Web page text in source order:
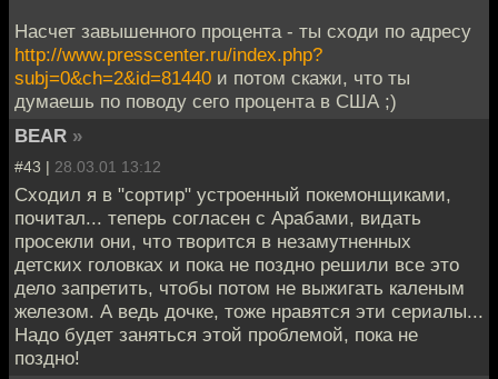
Насчет завышенного процента - ты сходи по адресу
http://www.presscenter.ru/index.php?
subj=0&ch=2&id=81440 и потом скажи, что ты
думаешь по поводу сего процента в США ;)
BEAR »
#43 | 28.03.01 13:12
Сходил я в "сортир" устроенный покемонщиками,
почитал... теперь согласен с Арабами, видать
просекли они, что творится в незамутненных
детских головках и пока не поздно решили все это
дело запретить, чтобы потом не выжигать каленым
железом. А ведь дочке, тоже нравятся эти сериалы...
Надо будет заняться этой проблемой, пока не
поздно!